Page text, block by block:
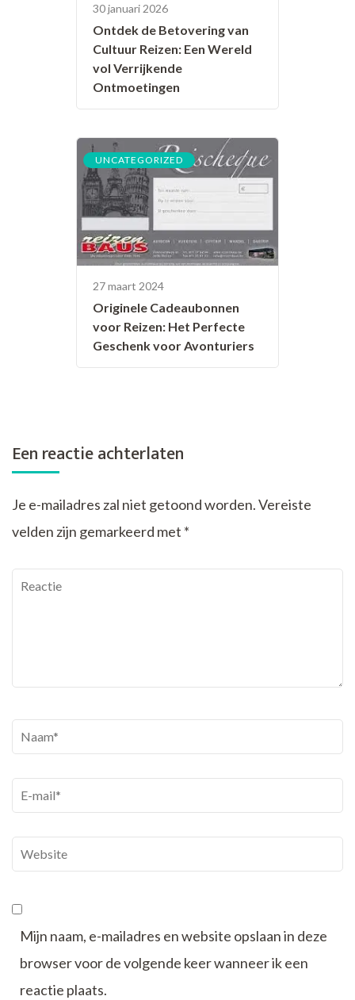
30 januari 2026
Ontdek de Betovering van
Cultuur Reizen: Een Wereld
vol Verrijkende
Ontmoetingen
UNCATEGORIZED
27 maart 2024
Originele Cadeaubonnen
voor Reizen: Het Perfecte
Geschenk voor Avonturiers
Een reactie achterlaten
Je e-mailadres zal niet getoond worden.Vereiste
velden zijn gemarkeerd met *
Reactie
Naam*
E-
mail*
Website
Mijn naam, e-mailadres en website opslaan in deze
browser voor de volgende keer wanneer ik een
reactie plaats.